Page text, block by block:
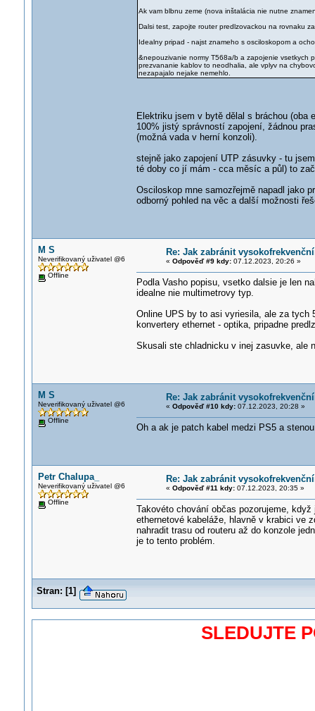
Ak vam blbnu zeme (nova inštalácia nie nutne
Dalsi test, zapojte router predlzovackou na rovnaku
Idealny pripad - najst znameho s osciloskopom a
&nepouzivanie normy T568a/b a zapojenie vsetkych
prezvananie kablov to neodhalia, ale vplyv na
nezapajalo nejake nemehlo.
Elektriku jsem v bytě dělal s bráchou
100% jistý správností zapojení, žádnou
(možná vada v herní konzoli).
stejně jako zapojení UTP zásuvky - tu
té doby co jí mám - cca měsíc a půl) to
Osciloskop mne samozřejmě napadl jako
odborný pohled na věc a další možnosti
M S
Neverifikovaný uživatel @6
Offline
Re: Jak zabránit
« Odpověď #9 kdy:07.12.2023, 20:26 »
Podla Vasho popisu, vsetko dalsie je len
idealne nie multimetrovy typ.
Online UPS by to asi vyriesila, ale za tych
konvertery ethernet - optika, pripadne
Skusali ste chladnicku v inej zasuvke, ale
M S
Neverifikovaný uživatel @6
Offline
Re: Jak zabránit
« Odpověď #10 kdy:07.12.2023, 20:28 »
Oh a ak je patch kabel medzi PS5 a
Petr Chalupa_
Neverifikovaný uživatel @6
Offline
Re: Jak zabránit
« Odpověď #11 kdy:07.12.2023, 20:35 »
Takovéto chování občas pozorujeme,
ethernetové kabeláže, hlavně v krabici ve
nahradit trasu od routeru až do konzole
je to tento problém.
Stran: [1]
SLEDUJTE